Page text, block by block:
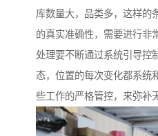
库数量大，品类多，这样的
的真实准确性，需要进行非
处理要不断通过系统引导控
态，位置的每次变化都系统
些工作的严格管控，来弥补